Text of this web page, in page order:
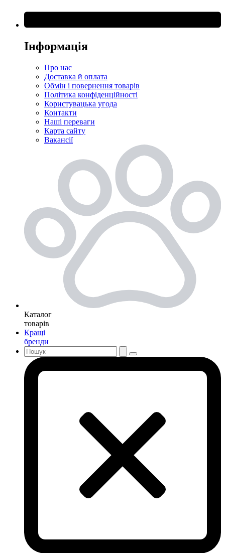
Інформація
Про нас
Доставка й оплата
Обмін і повернення товарів
Політика конфіденційності
Користувацька угода
Контакти
Наші переваги
Карта сайту
Вакансії
Каталог
товарів
Кращі
бренди